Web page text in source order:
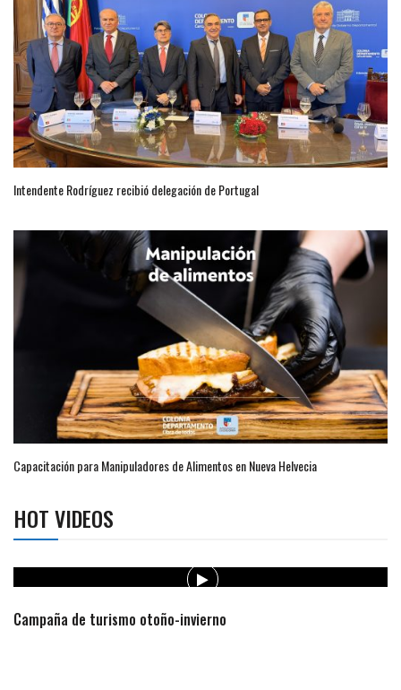
Intendente Rodríguez recibió delegación de Portugal
Capacitación para Manipuladores de Alimentos en Nueva Helvecia
HOT VIDEOS
Campaña de turismo otoño-invierno